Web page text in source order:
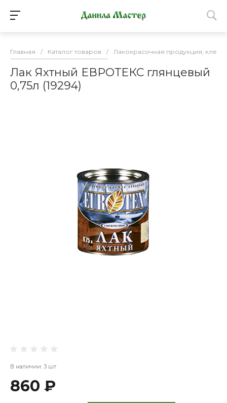
Главная / Каталог товаров / Лакокрасочная продукция, клей
Лак Яхтный ЕВРОТЕКС глянцевый
0,75л (19294)
В наличии: 3 шт
860 ₽